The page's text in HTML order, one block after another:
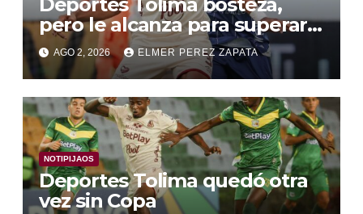
pero le alcanza para superar a
Alianza Valledupar 2 A 1
AGO 2, 2026 ELMER PEREZ ZAPATA
NOTIPIJAOS
Deportes Tolima quedó otra
vez sin Copa